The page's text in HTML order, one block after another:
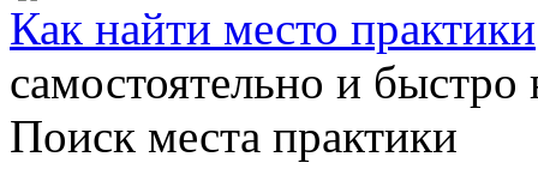
Как найти место практики
самостоятельно и
Поиск места практики